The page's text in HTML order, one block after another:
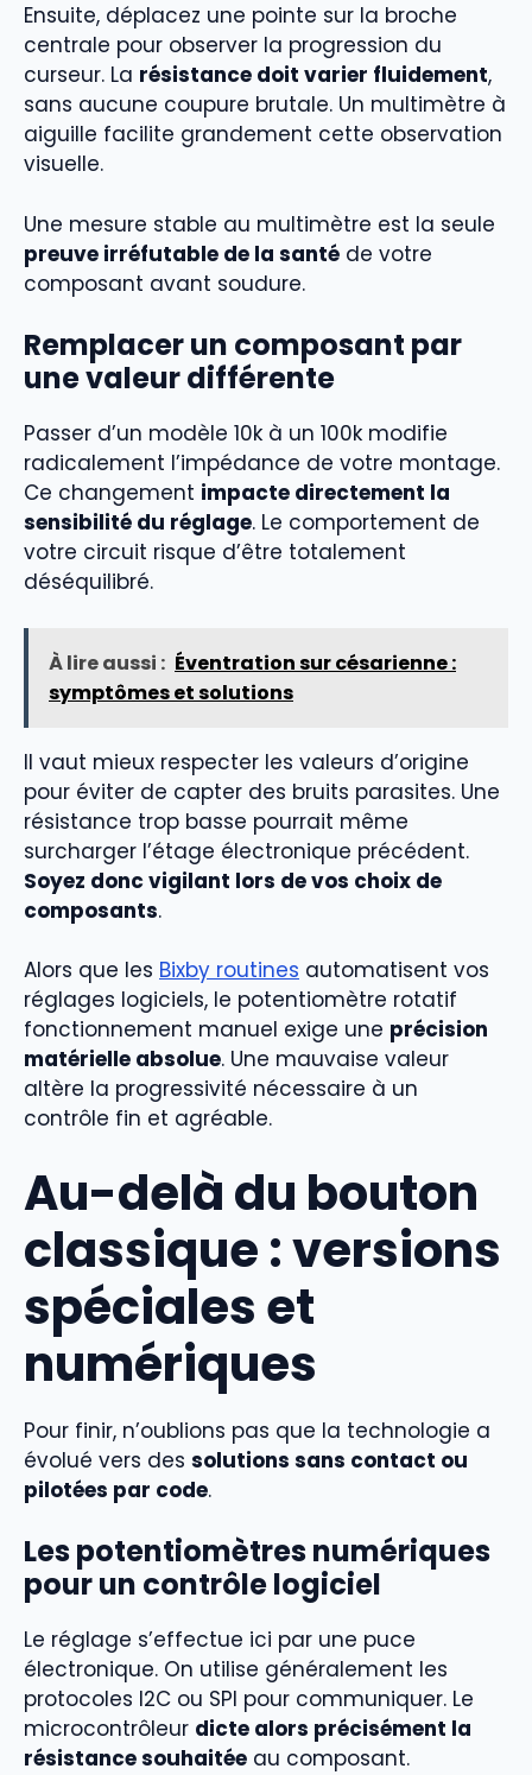
Ensuite, déplacez une pointe sur la broche
centrale pour observer la progression du
curseur. La résistance doit varier fluidement,
sans aucune coupure brutale. Un multimètre à
aiguille facilite grandement cette observation
visuelle.
Une mesure stable au multimètre est la seule
preuve irréfutable de la santé de votre
composant avant soudure.
Remplacer un composant par
une valeur différente
Passer d’un modèle 10k à un 100k modifie
radicalement l’impédance de votre montage.
Ce changement impacte directement la
sensibilité du réglage. Le comportement de
votre circuit risque d’être totalement
déséquilibré.
À lire aussi : Éventration sur césarienne :
symptômes et solutions
Il vaut mieux respecter les valeurs d’origine
pour éviter de capter des bruits parasites. Une
résistance trop basse pourrait même
surcharger l’étage électronique précédent.
Soyez donc vigilant lors de vos choix de
composants.
Alors que les Bixby routines automatisent vos
réglages logiciels, le potentiomètre rotatif
fonctionnement manuel exige une précision
matérielle absolue. Une mauvaise valeur
altère la progressivité nécessaire à un
contrôle fin et agréable.
Au-delà du bouton
classique : versions
spéciales et
numériques
Pour finir, n’oublions pas que la technologie a
évolué vers des solutions sans contact ou
pilotées par code.
Les potentiomètres numériques
pour un contrôle logiciel
Le réglage s’effectue ici par une puce
électronique. On utilise généralement les
protocoles I2C ou SPI pour communiquer. Le
microcontrôleur dicte alors précisément la
résistance souhaitée au composant.